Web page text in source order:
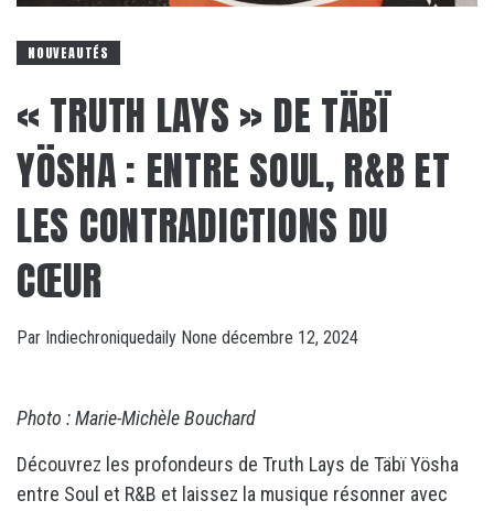
NOUVEAUTÉS
« TRUTH LAYS » DE TÄBÏ
YÖSHA : ENTRE SOUL, R&B ET
LES CONTRADICTIONS DU
CŒUR
Par Indiechroniquedaily None décembre 12, 2024
Photo : Marie-Michèle Bouchard
Découvrez les profondeurs de Truth Lays de Täbï Yösha
entre Soul et R&B et laissez la musique résonner avec